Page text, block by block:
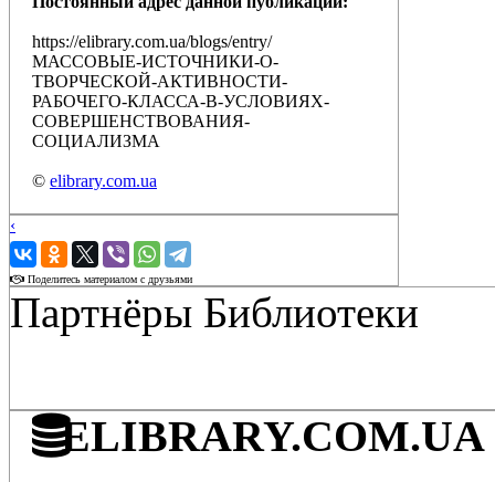
https://elibrary.com.ua/blogs/entry/
МАССОВЫЕ-ИСТОЧНИКИ-О-
ТВОРЧЕСКОЙ-АКТИВНОСТИ-
РАБОЧЕГО-КЛАССА-В-УСЛОВИЯХ-
СОВЕРШЕНСТВОВАНИЯ-
СОЦИАЛИЗМА
© elibrary.com.ua
‹
›
Поделитесь материалом с друзьями
Партнёры Библиотеки
ELIBRARY.COM.UA